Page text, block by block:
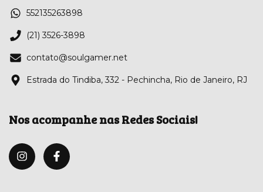
552135263898
(21) 3526-3898
contato@soulgamer.net
Estrada do Tindiba, 332 - Pechincha, Rio de Janeiro, RJ
Nos acompanhe nas Redes Sociais!